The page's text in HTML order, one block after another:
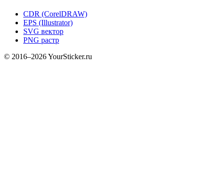
CDR (CorelDRAW)
EPS (Illustrator)
SVG вектор
PNG растр
© 2016–2026 YourSticker.ru